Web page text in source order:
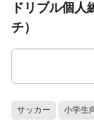
ドリブル個
チ）
サッカー 小学生